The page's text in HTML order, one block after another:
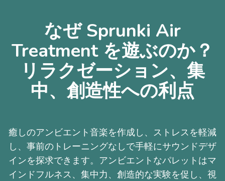
なぜ Sprunki Air
Treatment を遊ぶのか？
リラクゼーション、集
中、創造性への利点
癒しのアンビエント音楽を作成し、ストレスを軽減
し、事前のトレーニングなしで手軽にサウンドデザ
インを探求できます。アンビエントなパレットはマ
インドフルネス、集中力、創造的な実験を促し、視